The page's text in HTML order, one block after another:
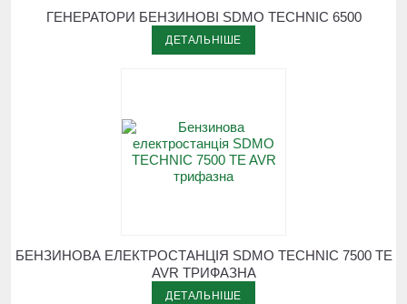
ГЕНЕРАТОРИ БЕНЗИНОВІ SDMO TECHNIC 6500
ДЕТАЛЬНІШЕ
БЕНЗИНОВА ЕЛЕКТРОСТАНЦІЯ SDMO TECHNIC 7500 TE
AVR ТРИФАЗНА
ДЕТАЛЬНІШЕ